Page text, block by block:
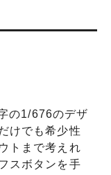
の1/676のデザ
けでも希少性
トまで考えれ
スボタンを手